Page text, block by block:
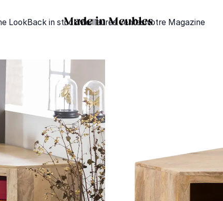
LookBack in stockMeilleures ventesNotre Magazine